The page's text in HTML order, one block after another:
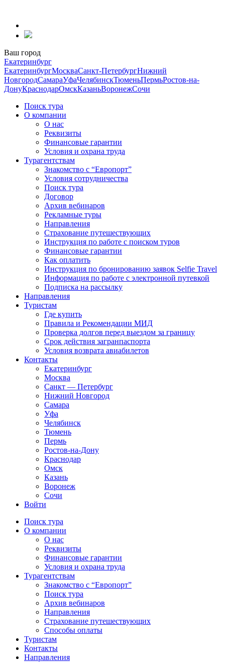
содержанию
Ваш город
Екатеринбург
ЕкатеринбургМоскваСанкт-ПетербургНижний
НовгородСамараУфаЧелябинскТюменьПермьРостов-на-
ДонуКраснодарОмскКазаньВоронежСочи
Поиск тура
О компании
О нас
Реквизиты
Финансовые гарантии
Условия и охрана труда
Турагентствам
Знакомство с “Европорт”
Условия сотрудничества
Поиск тура
Договор
Архив вебинаров
Рекламные туры
Направления
Страхование путешествующих
Инструкция по работе с поиском туров
Финансовые гарантии
Как оплатить
Инструкция по бронированию заявок Selfie Travel
Информация по работе с электронной путевкой
Подписка на рассылку
Направления
Туристам
Где купить
Правила и Рекомендации МИД
Проверка долгов перед выездом за границу
Срок действия загранпаспорта
Условия возврата авиабилетов
Контакты
Екатеринбург
Москва
Санкт — Петербург
Нижний Новгород
Самара
Уфа
Челябинск
Тюмень
Пермь
Ростов-на-Дону
Краснодар
Омск
Казань
Воронеж
Сочи
Войти
Поиск тура
О компании
О нас
Реквизиты
Финансовые гарантии
Условия и охрана труда
Турагентствам
Знакомство с “Европорт”
Поиск тура
Архив вебинаров
Направления
Страхование путешествующих
Способы оплаты
Туристам
Контакты
Направления